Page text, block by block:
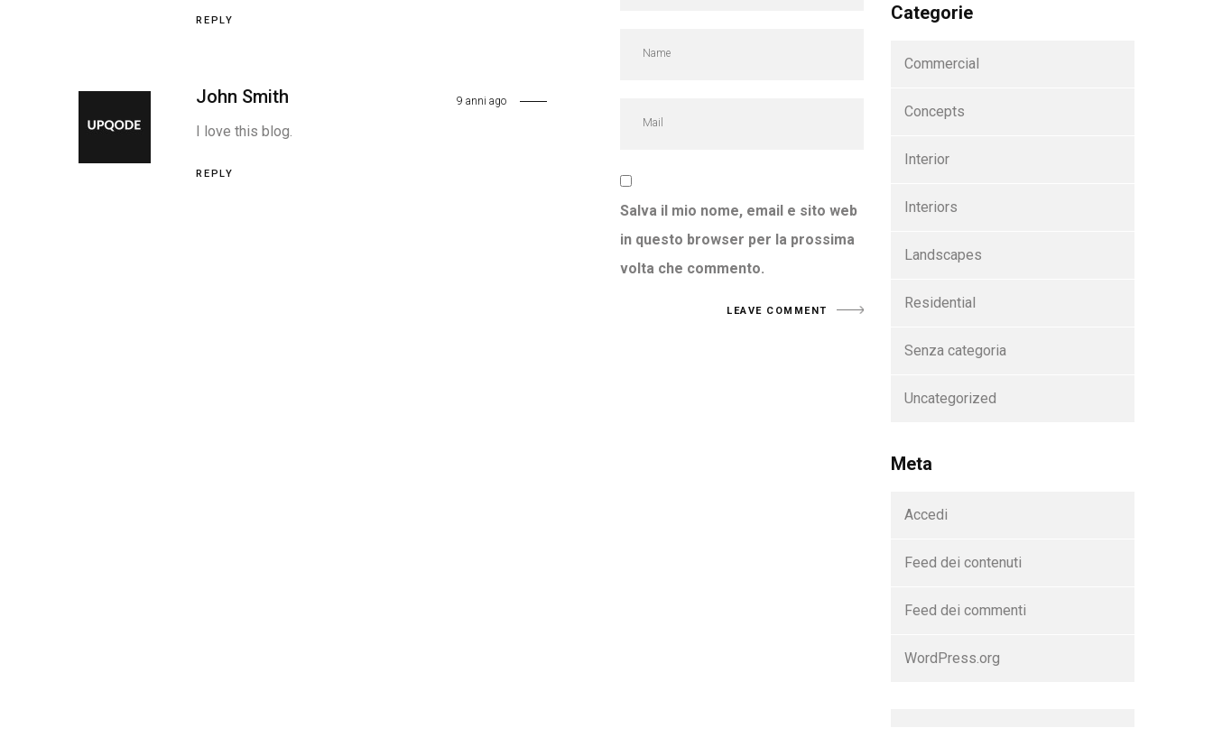
REPLY
John Smith 9 anni ago
I love this blog.
REPLY
Salva il mio nome, email e sito web
in questo browser per la prossima
volta che commento.
Categorie
Commercial
Concepts
Interior
Interiors
Landscapes
Residential
Senza categoria
Uncategorized
Meta
Accedi
Feed dei contenuti
Feed dei commenti
WordPress.org